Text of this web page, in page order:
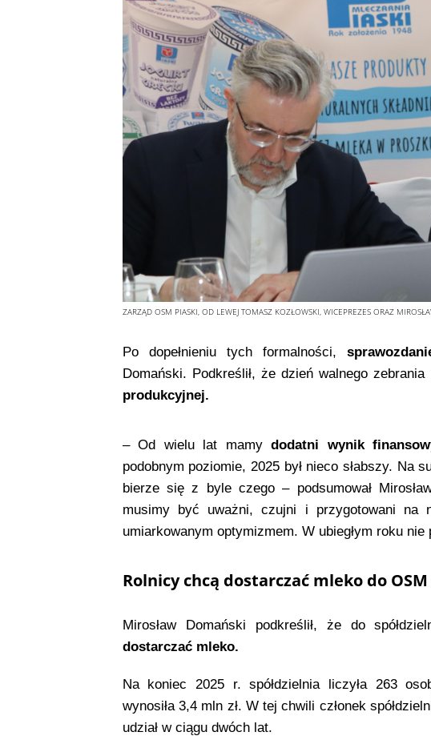
ZARZĄD OSM PIASKI, OD LEWEJ TOMASZ KOZŁOWSKI, WICEPREZES ORAZ
Po dopełnieniu tych formalności,
Domański. Podkreślił, że dzień walnego zebrania
produkcyjnej.
– Od wielu lat mamydodatni wynik
podobnym poziomie, 2025 był nieco słabszy. Na
bierze się z byle czego – podsumował
musimy być uważni, czujni i przygotowani na
umiarkowanym optymizmem. W ubiegłym roku nie
Rolnicy chcą dostarczać mleko do
Mirosław Domański podkreślił, że do
dostarczać mleko.
Na koniec 2025 r. spółdzielnia liczyła 263
wynosiła 3,4 mln zł. W tej chwili członek
udział w ciągu dwóch lat.